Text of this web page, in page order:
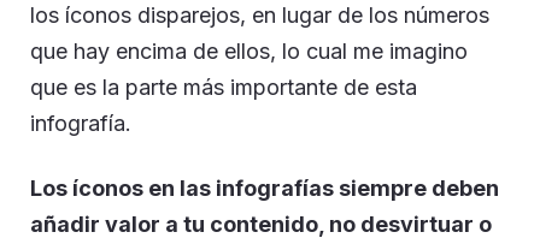
los íconos disparejos, en lugar de los números
que hay encima de ellos, lo cual me imagino
que es la parte más importante de esta
infografía.
Los íconos en las infografías siempre deben
añadir valor a tu contenido, no desvirtuar o